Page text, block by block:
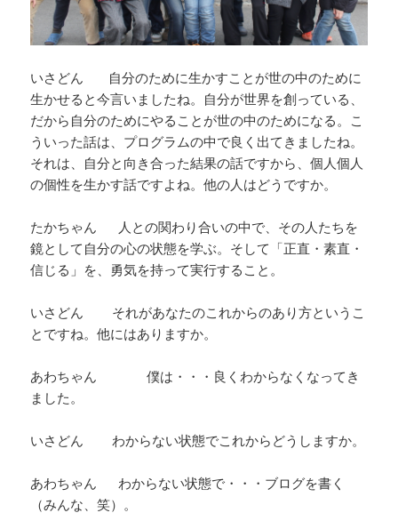
いさどん 自分のために生かすことが世の中のために
生かせると今言いましたね。自分が世界を創っている、
だから自分のためにやることが世の中のためになる。こ
ういった話は、プログラムの中で良く出てきましたね。
それは、自分と向き合った結果の話ですから、個人個人
の個性を生かす話ですよね。他の人はどうですか。
たかちゃん 人との関わり合いの中で、その人たちを
鏡として自分の心の状態を学ぶ。そして「正直・素直・
信じる」を、勇気を持って実行すること。
いさどん それがあなたのこれからのあり方というこ
とですね。他にはありますか。
あわちゃん 僕は・・・良くわからなくなってき
ました。
いさどん わからない状態でこれからどうしますか。
あわちゃん わからない状態で・・・ブログを書く
（みんな、笑）。